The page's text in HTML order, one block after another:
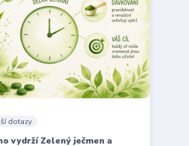
dotazy
vydrží Zelený ječmen a